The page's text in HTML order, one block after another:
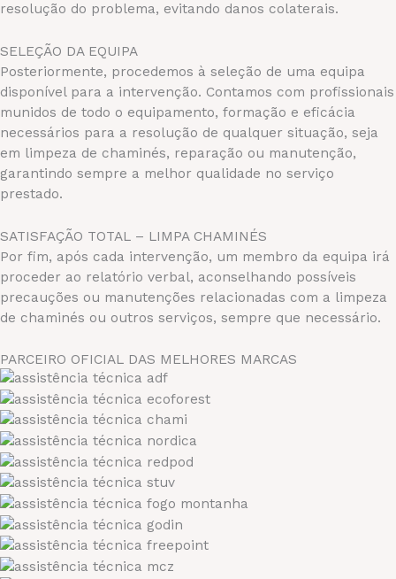
resolução do problema, evitando danos colaterais.
SELEÇÃO DA EQUIPA
Posteriormente, procedemos à seleção de uma equipa
disponível para a intervenção. Contamos com profissionais
munidos de todo o equipamento, formação e eficácia
necessários para a resolução de qualquer situação, seja
em limpeza de chaminés, reparação ou manutenção,
garantindo sempre a melhor qualidade no serviço
prestado.
SATISFAÇÃO TOTAL – LIMPA CHAMINÉS
Por fim, após cada intervenção, um membro da equipa irá
proceder ao relatório verbal, aconselhando possíveis
precauções ou manutenções relacionadas com a limpeza
de chaminés ou outros serviços, sempre que necessário.
PARCEIRO OFICIAL DAS MELHORES MARCAS